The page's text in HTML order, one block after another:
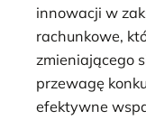
innowacji w
rachunkowe,
zmieniającego
przewagę
efektywne